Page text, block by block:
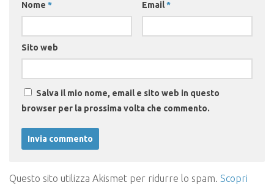
Nome * Email*
Sito web
Salva il mio nome, email e sito web in questo
browser per la prossima volta che commento.
Questo sito utilizza Akismet per ridurre lo spam. Scopri